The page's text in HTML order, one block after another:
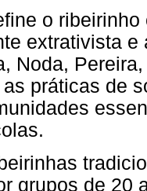
o
extrativista
Noda,
práticas de
grupos de 20